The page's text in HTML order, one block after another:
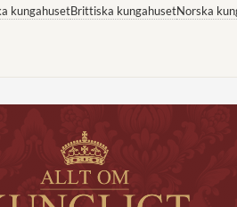
kungahusetBrittiska kungahusetNorska